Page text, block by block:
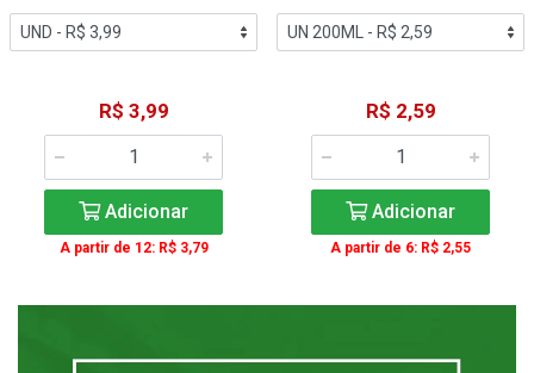
R$ 3,99
Adicionar
A partir de 12: R$ 3,79
R$ 2,59
Adicionar
A partir de 6: R$ 2,55